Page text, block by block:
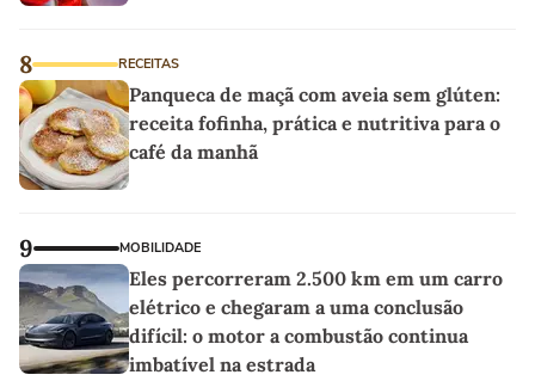
8 RECEITAS
Panqueca de maçã com aveia sem glúten:
receita fofinha, prática e nutritiva para o
café da manhã
9 MOBILIDADE
Eles percorreram 2.500 km em um carro
elétrico e chegaram a uma conclusão
difícil: o motor a combustão continua
imbatível na estrada